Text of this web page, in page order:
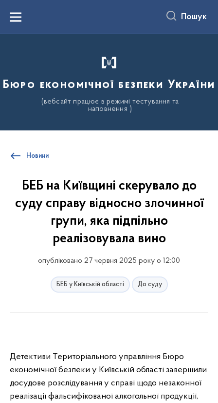
вмістуMenu Пошук
Бюро економічної безпеки України
(вебсайт працює в режимі тестування та
наповнення )
Новини
БЕБ на Київщині скерувало до
суду справу відносно злочинної
групи, яка підпільно
реалізовувала вино
опубліковано 27 червня 2025 року о 12:00
БЕБ у Київській області До суду
Детективи Територіального управління Бюро
економічної безпеки у Київській області завершили
досудове розслідування у справі щодо незаконної
реалізації фальсифікованої алкогольної продукції,